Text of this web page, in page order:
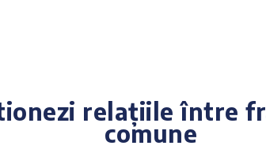
relațiile între
comune